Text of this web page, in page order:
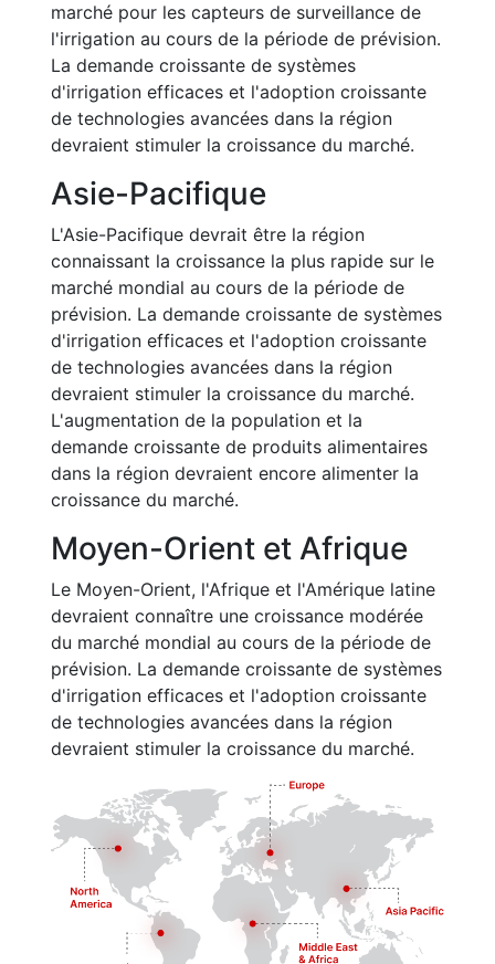
marché pour les capteurs de surveillance de
l'irrigation au cours de la période de prévision.
La demande croissante de systèmes
d'irrigation efficaces et l'adoption croissante
de technologies avancées dans la région
devraient stimuler la croissance du marché.
Asie-Pacifique
L'Asie-Pacifique devrait être la région
connaissant la croissance la plus rapide sur le
marché mondial au cours de la période de
prévision. La demande croissante de systèmes
d'irrigation efficaces et l'adoption croissante
de technologies avancées dans la région
devraient stimuler la croissance du marché.
L'augmentation de la population et la
demande croissante de produits alimentaires
dans la région devraient encore alimenter la
croissance du marché.
Moyen-Orient et Afrique
Le Moyen-Orient, l'Afrique et l'Amérique latine
devraient connaître une croissance modérée
du marché mondial au cours de la période de
prévision. La demande croissante de systèmes
d'irrigation efficaces et l'adoption croissante
de technologies avancées dans la région
devraient stimuler la croissance du marché.